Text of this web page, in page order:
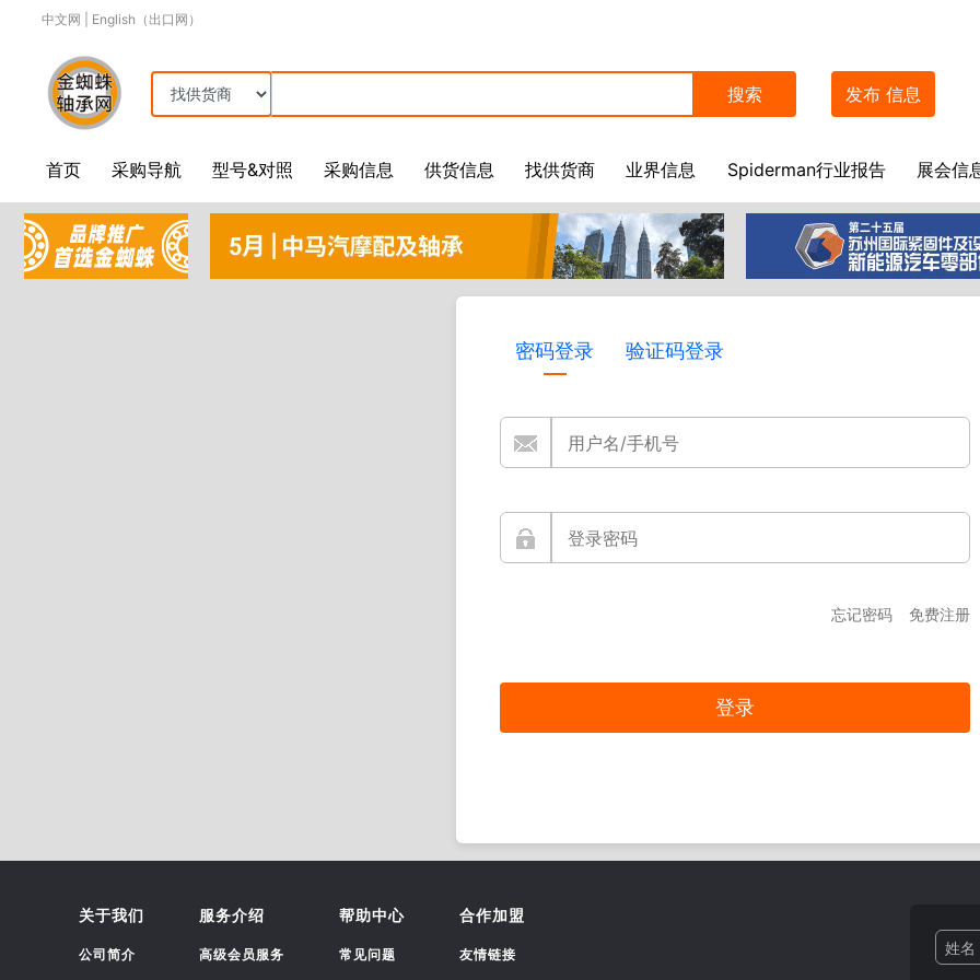
中文网 English（出口网）
搜索 发布 信息
首页 采购导航 型号&对照 采购信息 供货信息 找供货商 业界信息 Spiderman行业报告 展会信
密码登录 验证码登录
忘记密码 免费注册
关于我们
公司简介
服务介绍
高级会员服务
帮助中心
常见问题
合作加盟
友情链接 姓名